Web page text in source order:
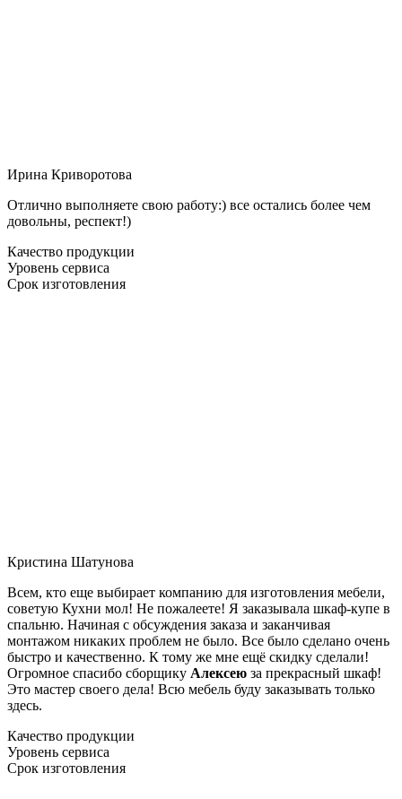
Ирина Криворотова
Отлично выполняете свою работу:) все остались более чем
довольны, респект!)
Качество продукции
Уровень сервиса
Срок изготовления
Кристина Шатунова
Всем, кто еще выбирает компанию для изготовления мебели,
советую Кухни мол! Не пожалеете! Я заказывала шкаф-купе в
спальню. Начиная с обсуждения заказа и заканчивая
монтажом никаких проблем не было. Все было сделано очень
быстро и качественно. К тому же мне ещё скидку сделали!
Огромное спасибо сборщику Алексею за прекрасный шкаф!
Это мастер своего дела! Всю мебель буду заказывать только
здесь.
Качество продукции
Уровень сервиса
Срок изготовления